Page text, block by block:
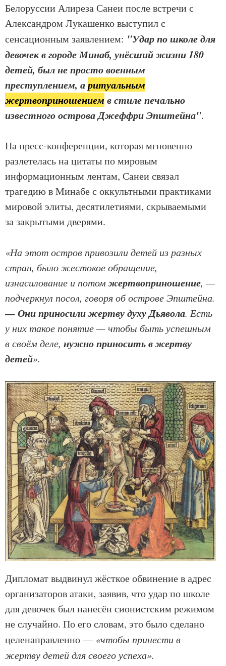
Белоруссии Алиреза Санеи после встречи с
Александром Лукашенко выступил с
сенсационным заявлением: "Удар по школе для
девочек в городе Минаб, унёсший жизни 180
детей, был не просто военным
преступлением, аритуальным
жертвоприношением в стиле печально
известного острова Джеффри Эпштейна".
На пресс-конференции, которая мгновенно
разлетелась на цитаты по мировым
информационным лентам, Санеи связал
трагедию в Минабе с оккультными практиками
мировой элиты, десятилетиями, скрываемыми
за закрытыми дверями.
«На этот остров привозили детей из разных
стран, было жестокое обращение,
изнасилование и потомжертвоприношение, —
подчеркнул посол, говоря об острове Эпштейна.
— Они приносили жертву духу Дьявола. Есть
у них такое понятие — чтобы быть успешным
в своём деле, нужно приносить в жертву
детей».
Дипломат выдвинул жёсткое обвинение в адрес
организаторов атаки, заявив, что удар по школе
для девочек был нанесён сионистским режимом
не случайно. По его словам, это было сделано
целенаправленно — «чтобы принести в
жертву детей для своего успеха».